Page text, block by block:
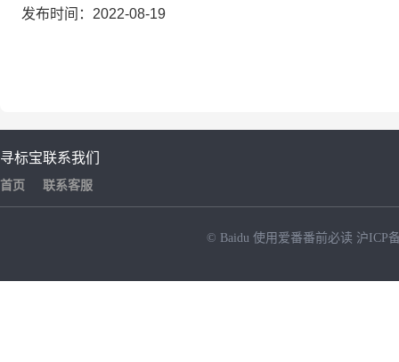
发布时间： 2022-08-19
寻标宝
首页
联系我们
联系客服
© Baidu 使用爱番番前必读 沪ICP